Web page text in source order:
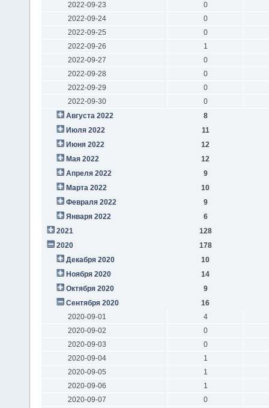
2022-09-23
0
2022-09-24
0
2022-09-25
0
2022-09-26
1
2022-09-27
0
2022-09-28
0
2022-09-29
0
2022-09-30
0
Августа 2022
8
Июля 2022
11
Июня 2022
12
Мая 2022
12
Апреля 2022
9
Марта 2022
10
Февраля 2022
9
Января 2022
6
2021
128
2020
178
Декабря 2020
10
Ноября 2020
14
Октября 2020
9
Сентября 2020
16
2020-09-01
4
2020-09-02
0
2020-09-03
0
2020-09-04
1
2020-09-05
1
2020-09-06
1
2020-09-07
0